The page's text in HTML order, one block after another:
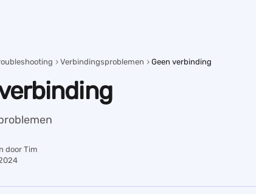
Verbindingsproblemen Geen verbinding
door Tim